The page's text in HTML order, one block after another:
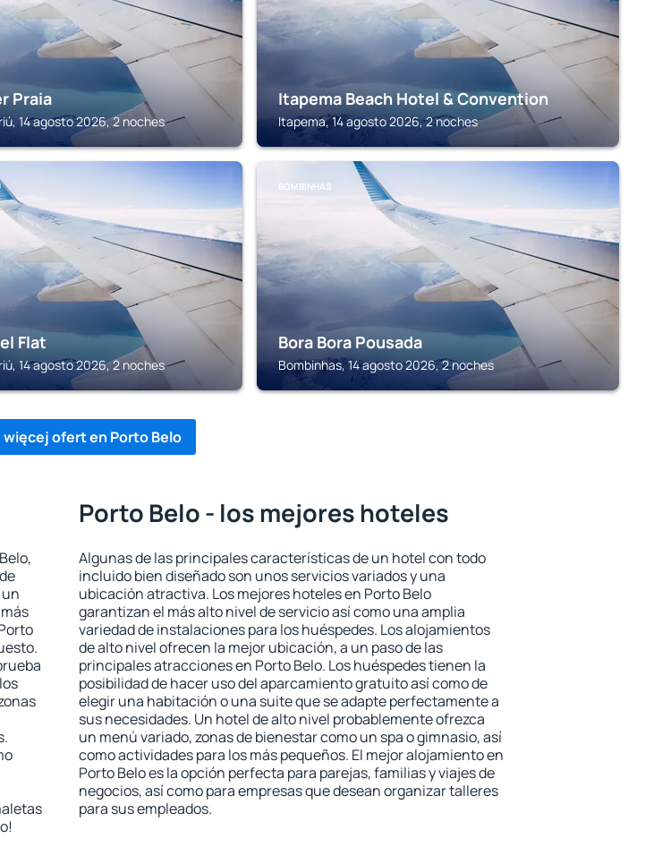
Praia
14 agosto 2026, 2 noches
Itapema Beach Hotel & Convention
Itapema, 14 agosto 2026, 2 noches
Flat
14 agosto 2026, 2 noches
BOMBINHAS
Bora Bora Pousada
Bombinhas, 14 agosto 2026, 2 noches
więcej ofert en Porto Belo
Porto Belo - los mejores hoteles
Algunas de las principales características de un hotel con todo
incluido bien diseñado son unos servicios variados y una
ubicación atractiva. Los mejores hoteles en Porto Belo
garantizan el más alto nivel de servicio así como una amplia
variedad de instalaciones para los huéspedes. Los alojamientos
de alto nivel ofrecen la mejor ubicación, a un paso de las
principales atracciones en Porto Belo. Los huéspedes tienen la
posibilidad de hacer uso del aparcamiento gratuito así como de
elegir una habitación o una suite que se adapte perfectamente a
sus necesidades. Un hotel de alto nivel probablemente ofrezca
un menú variado, zonas de bienestar como un spa o gimnasio, así
como actividades para los más pequeños. El mejor alojamiento en
Porto Belo es la opción perfecta para parejas, familias y viajes de
negocios, así como para empresas que desean organizar talleres
para sus empleados.